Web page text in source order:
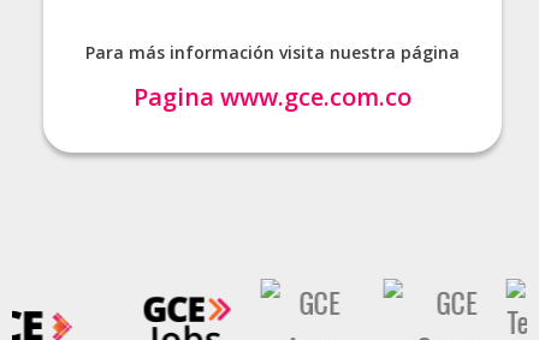
Para más información visita nuestra página
Pagina www.gce.com.co